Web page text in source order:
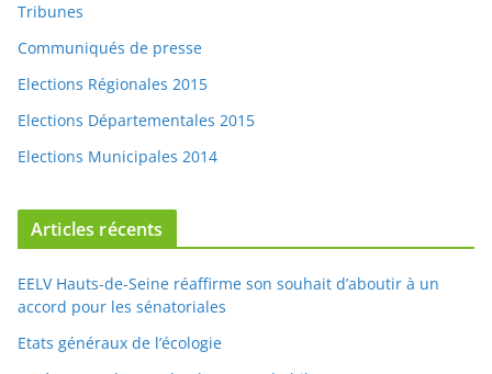
Elections Régionales 2015
Elections Départementales 2015
Elections Municipales 2014
Articles récents
EELV Hauts-de-Seine réaffirme son souhait d’aboutir à un
accord pour les sénatoriales
Etats généraux de l’écologie
Après 3 ans de mandat, le temps du bilan est venu !
Les propositions du groupe écologiste à l’Assemblée